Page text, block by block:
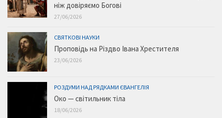
ніж довіряємо Богові
27/06/2026
СВЯТКОВІ НАУКИ
Проповідь на Різдво Івана Хрестителя
23/06/2026
РОЗДУМИ НАД РЯДКАМИ ЄВАНГЕЛІЯ
Око — світильник тіла
18/06/2026